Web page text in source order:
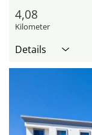
4,08
Kilometer
Details